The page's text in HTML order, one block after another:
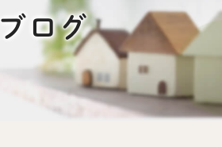
ブログ